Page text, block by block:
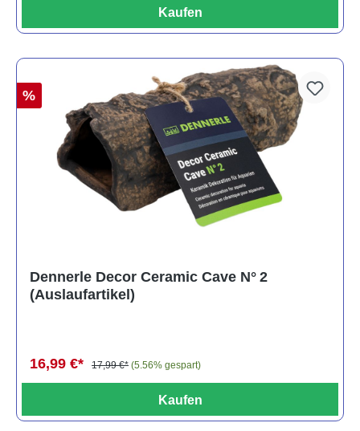
Kaufen
%
Dennerle Decor Ceramic Cave N° 2
(Auslaufartikel)
16,99 €* 17,99 €* (5.56% gespart)
Kaufen